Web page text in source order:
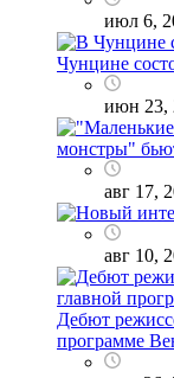
июл 6,
Чунцине
июн 23,
монстры"
авг 17,
авг 10,
Дебют
программе